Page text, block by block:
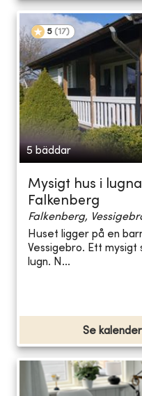
5 (17)
5 bäddar
Mysigt hus i
Falkenberg
Falkenberg,
Huset ligger på en
Vessigebro. Ett mysigt
lugn. N...
Se